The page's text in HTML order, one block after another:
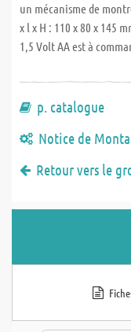
un mécanisme de
x l x H : 110 x 80 x 145
1,5 Volt AA est à
p. catalogue
Notice de
Retour vers le